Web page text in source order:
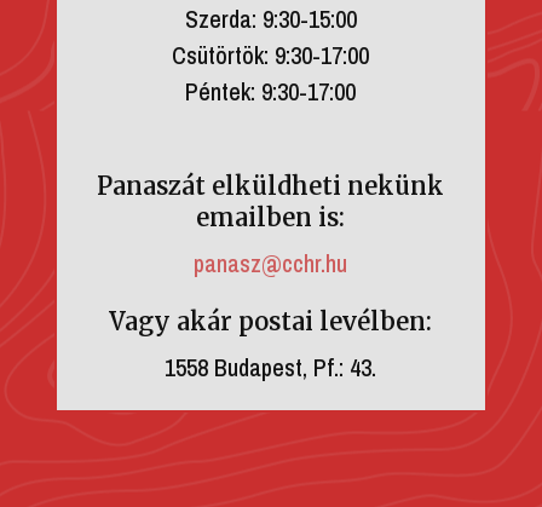
Szerda: 9:30-15:00
Csütörtök: 9:30-17:00
Péntek: 9:30-17:00
Panaszát elküldheti nekünk
emailben is:
panasz@cchr.hu
Vagy akár postai levélben:
1558 Budapest, Pf.: 43.